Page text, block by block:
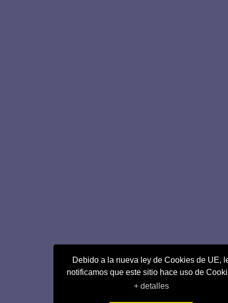
Debido a la nueva ley de Cookies de UE,
notificamos que este sitio hace uso de
+ detalles